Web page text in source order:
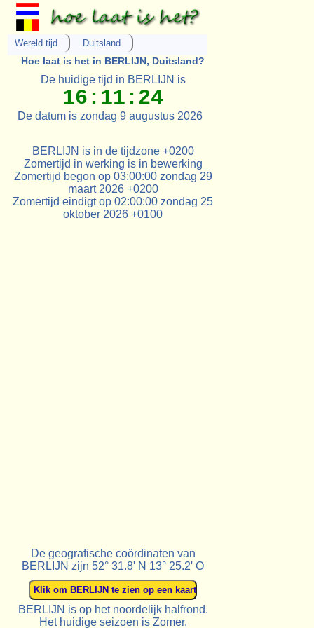
Wereld tijd Duitsland
Hoe laat is het in BERLIJN, Duitsland?
De huidige tijd in BERLIJN is
16:11:24
De datum is zondag 9 augustus 2026
BERLIJN is in de tijdzone +0200
Zomertijd in werking is in bewerking
Zomertijd begon op 03:00:00 zondag 29
maart 2026 +0200
Zomertijd eindigt op 02:00:00 zondag 25
oktober 2026 +0100
De geografische coördinaten van
BERLIJN zijn 52° 31.8' N 13° 25.2' O
BERLIJN is op het noordelijk halfrond.
Het huidige seizoen is Zomer.